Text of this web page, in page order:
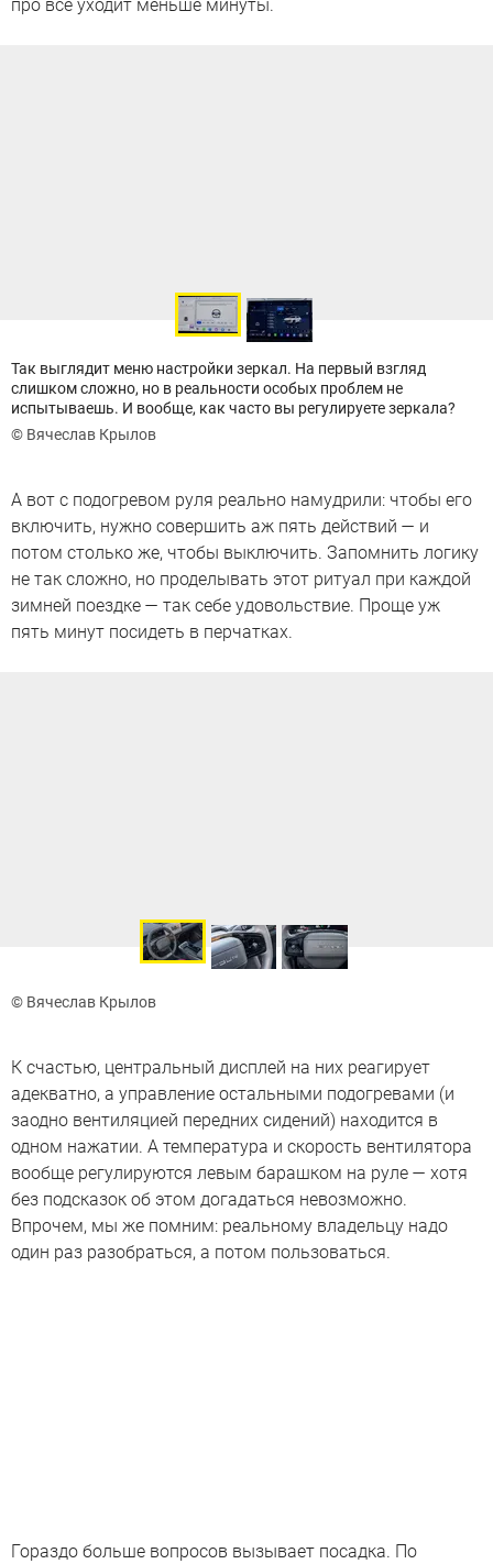
про всё уходит меньше минуты.
Так выглядит меню настройки зеркал. На первый взгляд
слишком сложно, но в реальности особых проблем не
испытываешь. И вообще, как часто вы регулируете зеркала?
© Вячеслав Крылов
А вот с подогревом руля реально намудрили: чтобы его
включить, нужно совершить аж пять действий — и
потом столько же, чтобы выключить. Запомнить логику
не так сложно, но проделывать этот ритуал при каждой
зимней поездке — так себе удовольствие. Проще уж
пять минут посидеть в перчатках.
© Вячеслав Крылов
К счастью, центральный дисплей на них реагирует
адекватно, а управление остальными подогревами (и
заодно вентиляцией передних сидений) находится в
одном нажатии. А температура и скорость вентилятора
вообще регулируются левым барашком на руле — хотя
без подсказок об этом догадаться невозможно.
Впрочем, мы же помним: реальному владельцу надо
один раз разобраться, а потом пользоваться.
Гораздо больше вопросов вызывает посадка. По